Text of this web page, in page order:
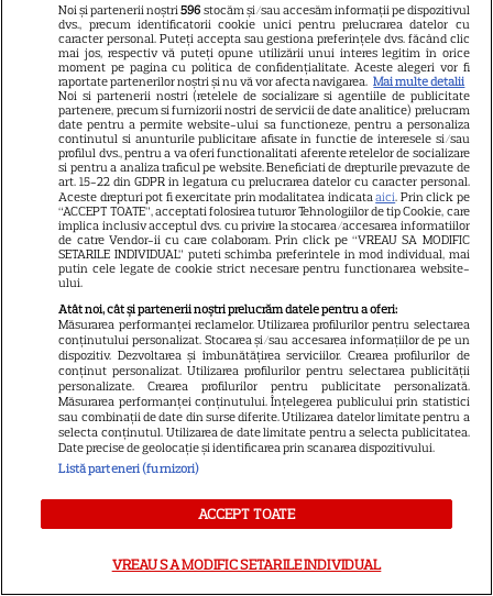
primit de fapt
14
VEDETE STRĂINE
Elon Musk, atac la adresa
regizorului premiat cu Oscar
care a realizat documentarul
despre viața sa. Filmul are 232
de minute
3
VEDETE STRĂINE
Marvel are un nou Black
Panther. David Jonsson preia
moștenirea lui Chadwick
Boseman
VEDETE STRĂINE
Ryan Gosling este noul Ghost
Rider din Universul Marvel.
a entuziasmat pe fani
Noi și partenerii noștri596 stocăm și/sau accesăm informații pe dispozitivul
dvs., precum identificatorii cookie unici pentru prelucrarea datelor cu
caracter personal. Puteți accepta sau gestiona preferințele dvs. făcând clic
mai jos, respectiv vă puteți opune utilizării unui interes legitim în orice
moment pe pagina cu politica de confidențialitate. Aceste alegeri vor fi
raportate partenerilor noștri și nu vă vor afecta navigarea. Mai multe detalii
Noi si partenerii nostri (retelele de socializare si agentiile de publicitate
partenere, precum si furnizorii nostri de servicii de date analitice) prelucram
date pentru a permite website-ului sa functioneze, pentru a personaliza
continutul si anunturile publicitare afisate in functie de interesele si/sau
profilul dvs., pentru a va oferi functionalitati aferente retelelor de socializare
si pentru a analiza traficul pe website. Beneficiati de drepturile prevazute de
art. 15-22 din GDPR in legatura cu prelucrarea datelor cu caracter personal.
Aceste drepturi pot fi exercitate prin modalitatea indicataaici. Prin click pe
“ACCEPT TOATE”, acceptati folosirea tuturor Tehnologiilor de tip Cookie, care
implica inclusiv acceptul dvs. cu privire la stocarea/accesarea informatiilor
de catre Vendor-ii cu care colaboram. Prin click pe “VREAU SA MODIFIC
SETARILE INDIVIDUAL” puteti schimba preferintele in mod individual, mai
putin cele legate de cookie strict necesare pentru functionarea website-
ului.
Atât noi, cât și partenerii noștri prelucrăm datele pentru a oferi:
Măsurarea performanței reclamelor. Utilizarea profilurilor pentru selectarea
conținutului personalizat. Stocarea și/sau accesarea informațiilor de pe un
dispozitiv. Dezvoltarea și îmbunătățirea serviciilor. Crearea profilurilor de
conținut personalizat. Utilizarea profilurilor pentru selectarea publicității
personalizate. Crearea profilurilor pentru publicitate personalizată.
Măsurarea performanței conținutului. Înțelegerea publicului prin statistici
sau combinații de date din surse diferite. Utilizarea datelor limitate pentru a
selecta conținutul. Utilizarea de date limitate pentru a selecta publicitatea.
Date precise de geolocație și identificarea prin scanarea dispozitivului.
Listă parteneri (furnizori)
ACCEPT TOATE
VREAU SA MODIFIC SETARILE INDIVIDUAL